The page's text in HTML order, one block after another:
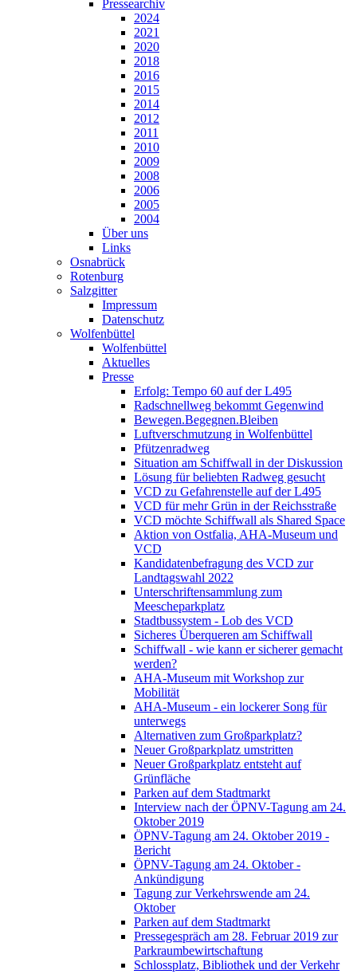
Pressearchiv
2024
2021
2020
2018
2016
2015
2014
2012
2011
2010
2009
2008
2006
2005
2004
Über uns
Links
Osnabrück
Rotenburg
Salzgitter
Impressum
Datenschutz
Wolfenbüttel
Wolfenbüttel
Aktuelles
Presse
Erfolg: Tempo 60 auf der L495
Radschnellweg bekommt Gegenwind
Bewegen.Begegnen.Bleiben
Luftverschmutzung in Wolfenbüttel
Pfützenradweg
Situation am Schiffwall in der Diskussion
Lösung für beliebten Radweg gesucht
VCD zu Gefahrenstelle auf der L495
VCD für mehr Grün in der Reichsstraße
VCD möchte Schiffwall als Shared Space
Aktion von Ostfalia, AHA-Museum und
VCD
Kandidatenbefragung des VCD zur
Landtagswahl 2022
Unterschriftensammlung zum
Meescheparkplatz
Stadtbussystem - Lob des VCD
Sicheres Überqueren am Schiffwall
Schiffwall - wie kann er sicherer gemacht
werden?
AHA-Museum mit Workshop zur
Mobilität
AHA-Museum - ein lockerer Song für
unterwegs
Alternativen zum Großparkplatz?
Neuer Großparkplatz umstritten
Neuer Großparkplatz entsteht auf
Grünfläche
Parken auf dem Stadtmarkt
Interview nach der ÖPNV-Tagung am 24.
Oktober 2019
ÖPNV-Tagung am 24. Oktober 2019 -
Bericht
ÖPNV-Tagung am 24. Oktober -
Ankündigung
Tagung zur Verkehrswende am 24.
Oktober
Parken auf dem Stadtmarkt
Pressegespräch am 28. Februar 2019 zur
Parkraumbewirtschaftung
Schlossplatz, Bibliothek und der Verkehr